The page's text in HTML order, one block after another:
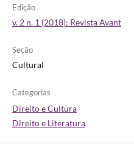
Edição
v. 2 n. 1 (2018): Revista Avant
Seção
Cultural
Categorias
Direito e Cultura
Direito e Literatura